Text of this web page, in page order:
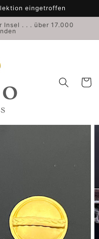
eingetroffen
Insel . . . über 17.000